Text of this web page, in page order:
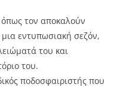
όπως τον αποκαλούν
εντυπωσιακή σεζόν,
του και
του.
ποδοσφαιριστής που